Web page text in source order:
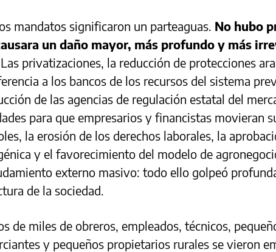
mandatos significaron un parteaguas. No hubo
un daño mayor, más profundo y más
Las privatizaciones, la reducción de protecciones
a los bancos de los recursos del sistema
de las agencias de regulación estatal del
para que empresarios y financistas movieran
la erosión de los derechos laborales, la
y el favorecimiento del modelo de
externo masivo: todo ello golpeó
de la sociedad.
de miles de obreros, empleados, técnicos,
y pequeños propietarios rurales se vieron